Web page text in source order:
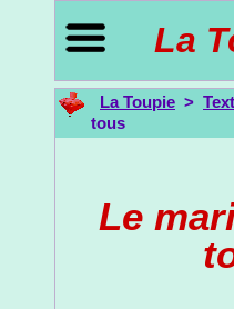
La
La Toupie >
tous
Le